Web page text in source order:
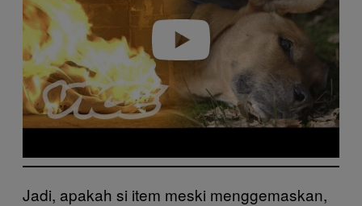
e
o
Jadi, apakah si item meski menggemaskan,